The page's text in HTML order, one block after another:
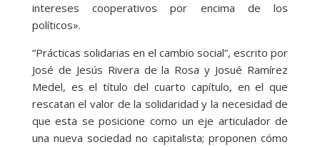
intereses cooperativos por encima de los
políticos».
“Prácticas solidarias en el cambio social”, escrito por
José de Jesús Rivera de la Rosa y Josué Ramírez
Medel, es el título del cuarto capítulo, en el que
rescatan el valor de la solidaridad y la necesidad de
que esta se posicione como un eje articulador de
una nueva sociedad no capitalista; proponen cómo